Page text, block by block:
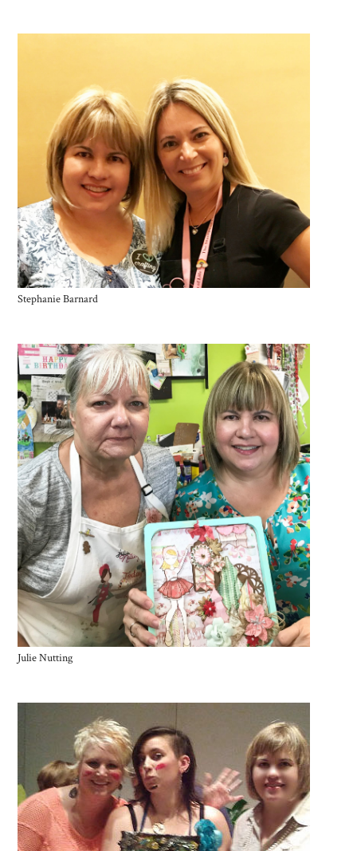
Stephanie Barnard
Julie Nutting